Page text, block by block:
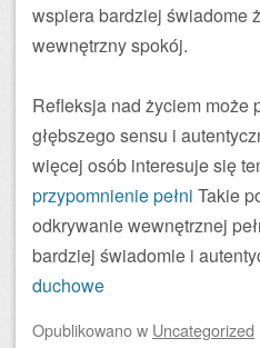
wspiera bardziej świadome
wewnętrzny spokój.
Refleksja nad życiem może
głębszego sensu i
więcej osób interesuje się
przypomnienie pełni Takie
odkrywanie wewnętrznej
bardziej świadomie i
duchowe
Opublikowanow Uncategorized